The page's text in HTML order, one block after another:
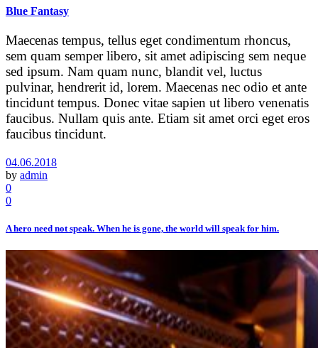
Blue Fantasy
Maecenas tempus, tellus eget condimentum rhoncus,
sem quam semper libero, sit amet adipiscing sem neque
sed ipsum. Nam quam nunc, blandit vel, luctus
pulvinar, hendrerit id, lorem. Maecenas nec odio et ante
tincidunt tempus. Donec vitae sapien ut libero venenatis
faucibus. Nullam quis ante. Etiam sit amet orci eget eros
faucibus tincidunt.
04.06.2018
by admin
0
0
A hero need not speak. When he is gone, the world will speak for him.